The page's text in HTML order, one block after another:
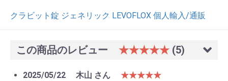
クラビット錠 ジェネリック LEVOFLOX 個人輸入/通販
この商品のレビュー ★★★★★ (5)
2025/05/22 木山 さん
★★★★★